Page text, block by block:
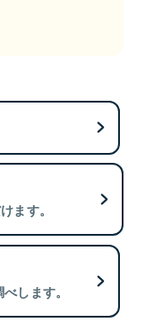
ます。
します。